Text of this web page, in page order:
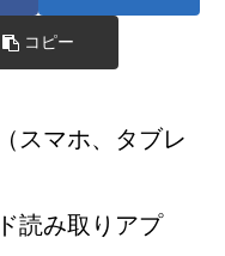
コピー
スマホ、タブレ
読み取りアプ